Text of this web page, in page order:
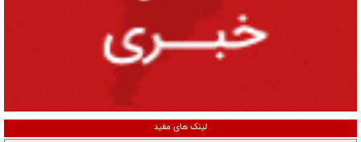
لینک های مفید